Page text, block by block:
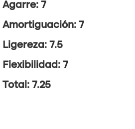
Agarre: 7
Amortiguación: 7
Ligereza: 7.5
Flexibilidad: 7
Total: 7.25